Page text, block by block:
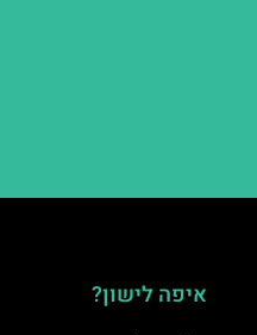
איפה לישון?